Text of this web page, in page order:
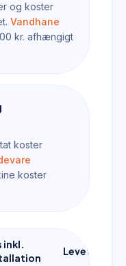
og koster
Vandhane
kr. afhængigt
koster
koster
inkl.
Levetid